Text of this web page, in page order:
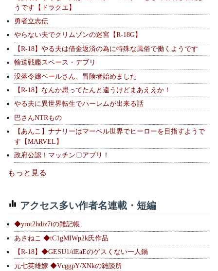
うです【ドラクエ】
勇者立志伝
やらない夫でクリムゾンの迷宮【R-18G】
【R-18】やる夫は借金返済の為に特殊な風俗で働くようです
輸送戦艦スペース・デブリ
没落令嬢ベールさん、冒険者始めました
【R-18】なんか思ってたんと違うけどまあええか！
やる夫に異世界転生でハーレムが出来る話
巴さんNTRもの
【あんこ】ナナリーはマーベル世界でヒーローを目指すようで
す【MARVEL】
政府公認！マッチン〇アプリ！
もっと見る
アクセス多い作者名連載・短編
◆yrot2hdiz7tの雑記帳
あさねこ ◆tC1gMIWp2k氏作品
【R-18】◆GESU1/dEaEのゲスくない一人鍋
元七英雄嫁 ◆VcggpY/XNkの雑談所